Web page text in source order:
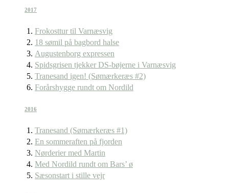
2017
Frokosttur til Varnæsvig
18 sømil på bagbord halse
Augustenborg expressen
Spidsgrisen tjekker DS-bøjerne i Varnæsvig
Tranesand igen! (Sømærkeræs #2)
Forårshygge rundt om Nordild
2016
Tranesand (Sømærkeræs #1)
En sommeraften på fjorden
Nørderier med Martin
Med Nordild rundt om Bars’ ø
Sæsonstart i stille vejr